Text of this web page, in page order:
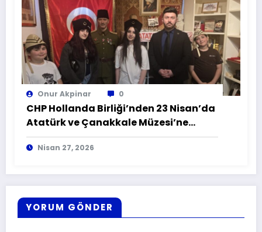
Onur Akpinar 0
CHP Hollanda Birliği’nden 23 Nisan’da
Atatürk ve Çanakkale Müzesi’ne
Anlamlı Ziyaret
Nisan 27, 2026
YORUM GÖNDER